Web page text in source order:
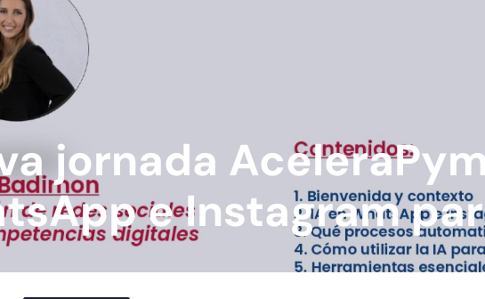
jornada
e Instagram